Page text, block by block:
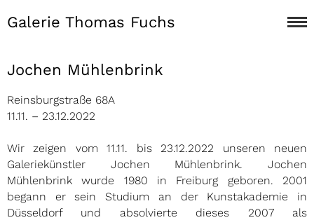
Galerie Thomas Fuchs
Jochen Mühlenbrink
Reinsburgstraße 68A
11.11. – 23.12.2022
Wir zeigen vom 11.11. bis 23.12.2022 unseren neuen
Galeriekünstler Jochen Mühlenbrink. Jochen
Mühlenbrink wurde 1980 in Freiburg geboren. 2001
begann er sein Studium an der Kunstakademie in
Düsseldorf und absolvierte dieses 2007 als